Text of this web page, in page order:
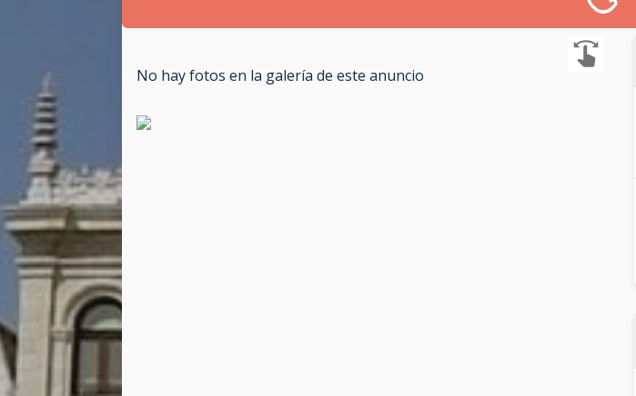
No hay fotos en la galería de este anuncio